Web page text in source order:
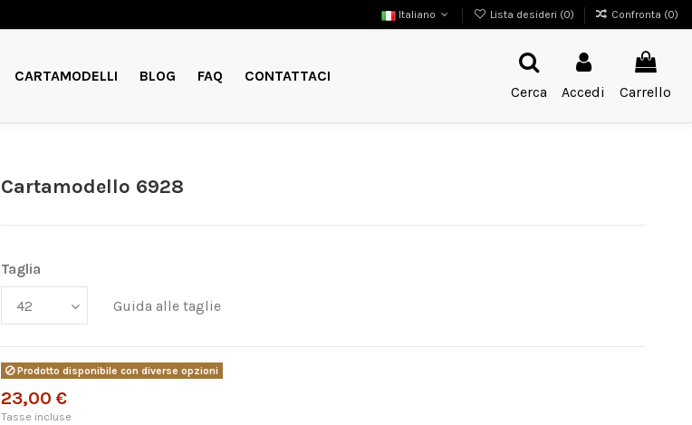
Italiano Lista desideri (0) Confronta (0)
CARTAMODELLI BLOG FAQ
CONTATTACI
Cerca
Accedi Carrello
Cartamodello 6928
Taglia
Guida alle taglie
Prodotto disponibile con diverse opzioni
23,00 €
Tasse incluse